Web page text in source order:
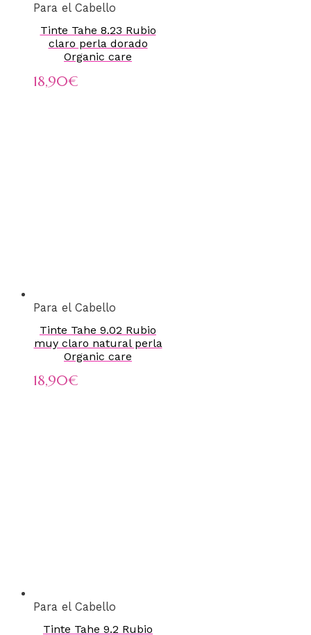
Para el Cabello
Tinte Tahe 8.23 Rubio
claro perla dorado
Organic care
18,90€
Para el Cabello
Tinte Tahe 9.02 Rubio
muy claro natural perla
Organic care
18,90€
Para el Cabello
Tinte Tahe 9.2 Rubio